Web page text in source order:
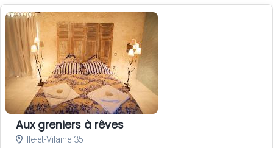
Aux greniers à rêves
Ille-et-Vilaine 35